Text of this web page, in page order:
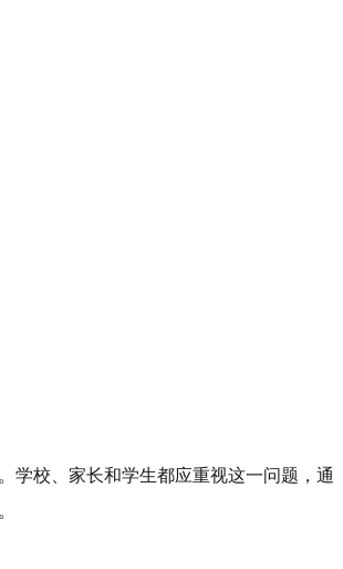
学校、家长和学生都应重视这一问题，通